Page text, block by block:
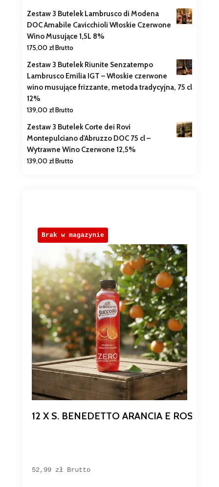
Zestaw 3 Butelek Lambrusco di Modena
DOC Amabile Cavicchioli Włoskie Czerwone
Wino Musujące 1,5L 8%
175,00 złBrutto
Zestaw 3 Butelek Riunite Senzatempo
Lambrusco Emilia IGT – Włoskie czerwone
wino musujące frizzante, metoda tradycyjna, 75 cl
12%
139,00 złBrutto
Zestaw 3 Butelek Corte dei Rovi
Montepulciano d'Abruzzo DOC 75 cl –
Wytrawne Wino Czerwone 12,5%
139,00 złBrutto
12 X S. BENEDETTO ARANCIA E ROSSA
52,99 zł Brutto
Brak w magazynie